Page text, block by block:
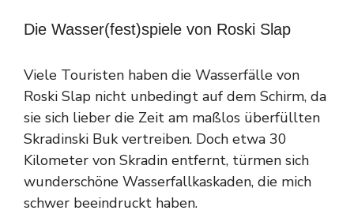
Die Wasser(fest)spiele von Roski Slap
Viele Touristen haben die Wasserfälle von
Roski Slap nicht unbedingt auf dem Schirm, da
sie sich lieber die Zeit am maßlos überfüllten
Skradinski Buk vertreiben. Doch etwa 30
Kilometer von Skradin entfernt, türmen sich
wunderschöne Wasserfallkaskaden, die mich
schwer beeindruckt haben.